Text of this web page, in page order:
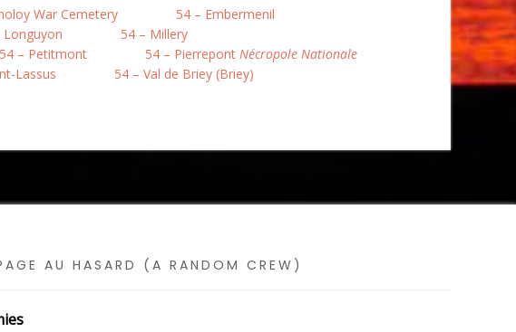
War Cemetery
54 – Embermenil
Longuyon
54 – Millery
54 – Petitmont 54 – Pierrepont Nécropole Nationale
Lassus
54 – Val de Briey (Briey)
AU HASARD (A RANDOM CREW)